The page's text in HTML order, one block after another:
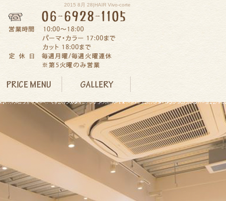
2015 8月 28|HAIR Vivo-corte